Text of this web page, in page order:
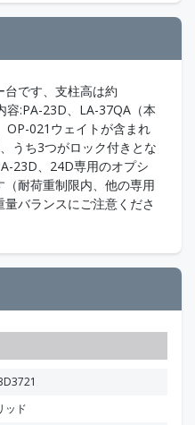
です、支柱高は約
:PA-23D、LA-37QA（本
OP-021ウェイトが含まれ
うち3つがロック付きとな
23D、24D専用のオプシ
耐荷重制限内、他の専用
バランスにご注意くださ
ッド